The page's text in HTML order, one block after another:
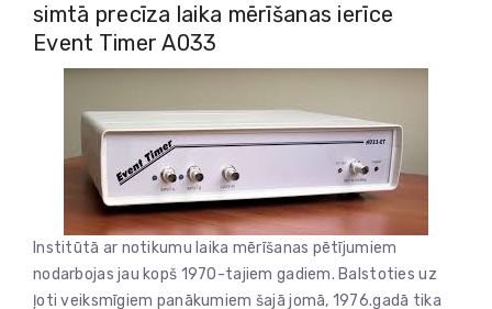
simtā precīza laika mērīšanas ierīce
Event Timer A033
Institūtā ar notikumu laika mērīšanas pētījumiem
nodarbojas jau kopš 1970-tajiem gadiem. Balstoties uz
ļoti veiksmīgiem panākumiem šajā jomā, 1976.gadā tika